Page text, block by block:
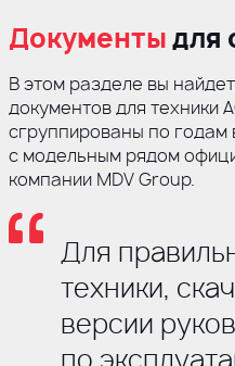
Документыдля
В этом разделе вы
документов для техники
сгруппированы по годам
с модельным рядом
компании MDV Group.
Для
техники,
версии